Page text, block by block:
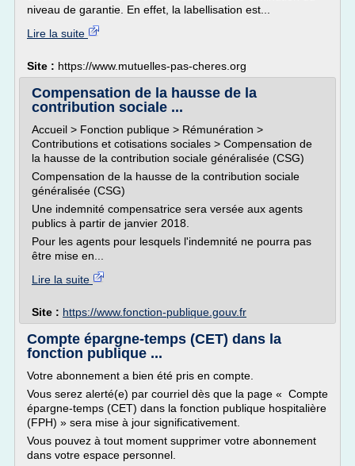
niveau de garantie. En effet, la labellisation est...
Lire la suite
Site : https://www.mutuelles-pas-cheres.org
Compensation de la hausse de la
contribution sociale ...
Accueil > Fonction publique > Rémunération >
Contributions et cotisations sociales > Compensation de
la hausse de la contribution sociale généralisée (CSG)
Compensation de la hausse de la contribution sociale
généralisée (CSG)
Une indemnité compensatrice sera versée aux agents
publics à partir de janvier 2018.
Pour les agents pour lesquels l'indemnité ne pourra pas
être mise en...
Lire la suite
Site : https://www.fonction-publique.gouv.fr
Compte épargne-temps (CET) dans la
fonction publique ...
Votre abonnement a bien été pris en compte.
Vous serez alerté(e) par courriel dès que la page « Compte
épargne-temps (CET) dans la fonction publique hospitalière
(FPH) » sera mise à jour significativement.
Vous pouvez à tout moment supprimer votre abonnement
dans votre espace personnel.